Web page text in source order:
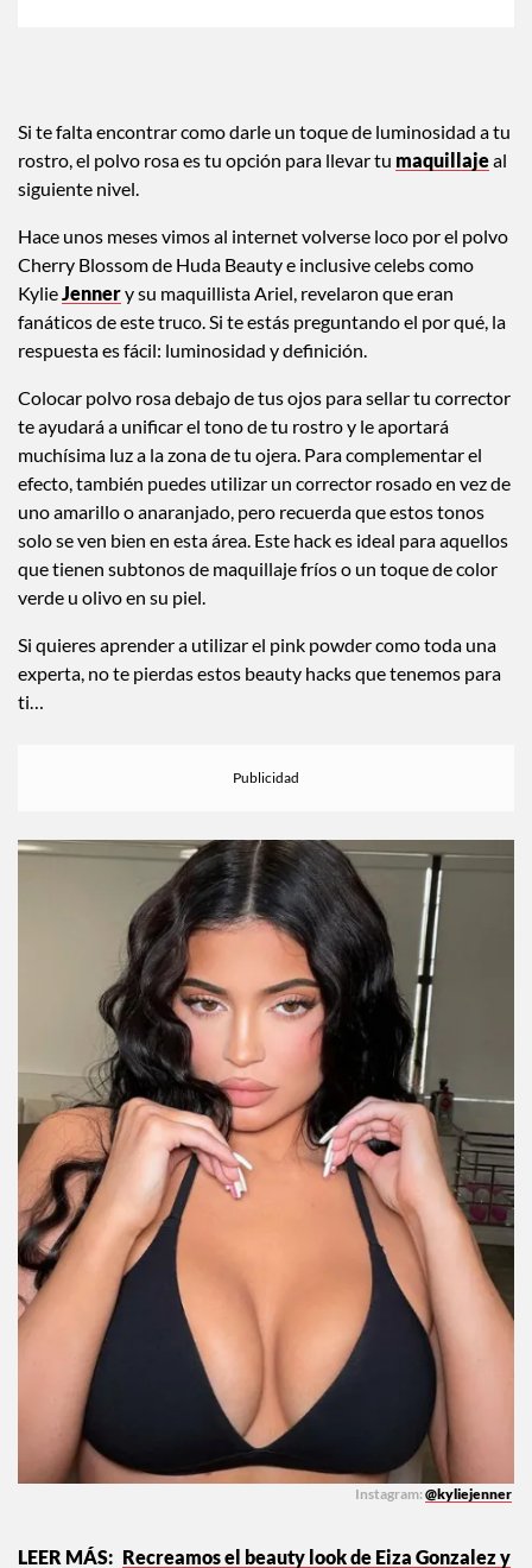
Si te falta encontrar como darle un toque de luminosidad a tu
rostro, el polvo rosa es tu opción para llevar tu maquillajeal
siguiente nivel.
Hace unos meses vimos al internet volverse loco por el polvo
Cherry Blossom de Huda Beauty e inclusive celebs como
KylieJennery su maquillista Ariel, revelaron que eran
fanáticos de este truco. Si te estás preguntando el por qué, la
respuesta es fácil: luminosidad y definición.
Colocar polvo rosa debajo de tus ojos para sellar tu corrector
te ayudará a unificar el tono de tu rostro y le aportará
muchísima luz a la zona de tu ojera. Para complementar el
efecto, también puedes utilizar un corrector rosado en vez de
uno amarillo o anaranjado, pero recuerda que estos tonos
solo se ven bien en esta área. Este hack es ideal para aquellos
que tienen subtonos de maquillaje fríos o un toque de color
verde u olivo en su piel.
Si quieres aprender a utilizar el pink powder como toda una
experta, no te pierdas estos beauty hacks que tenemos para
ti…
Instagram:@kyliejenner
Recreamos el beauty look de Eiza Gonzalez y